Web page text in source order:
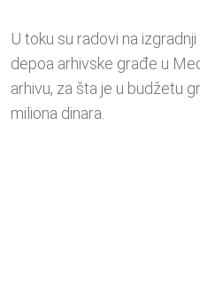
U toku su radovi na
depoa arhivske građe u
arhivu, za šta je u budžetu
miliona dinara.